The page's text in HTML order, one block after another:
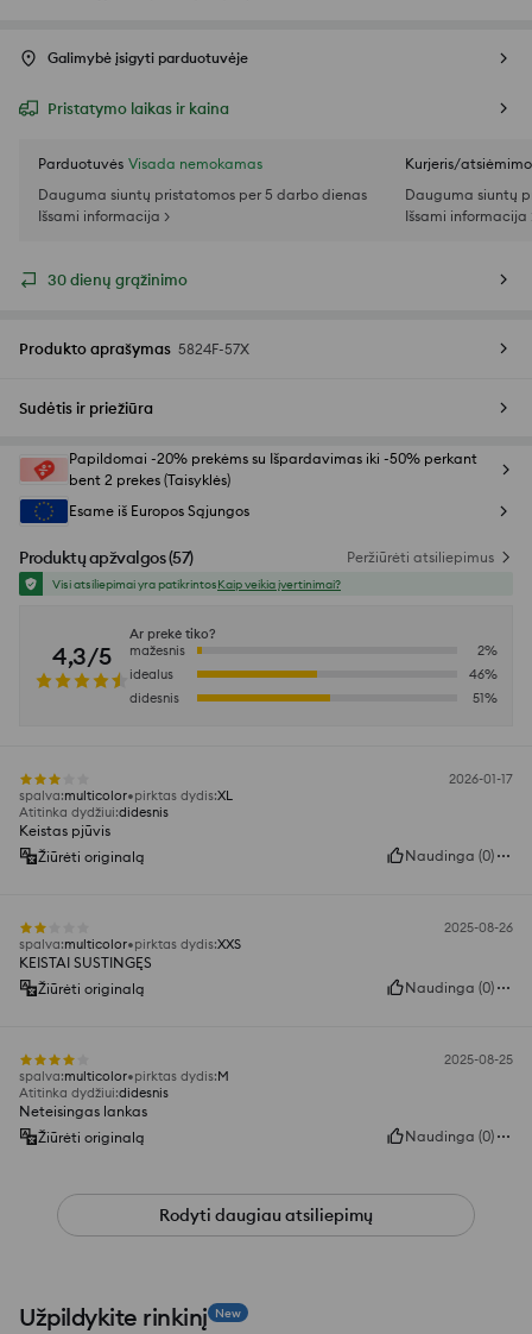
Galimybė įsigyti parduotuvėje
Pristatymo laikas ir kaina
Parduotuvės Visada nemokamas
Dauguma siuntų pristatomos per 5 darbo dienas
Išsami informacija >
Kurjeris/
Dauguma siuntų
Išsami informacija
30 dienų grąžinimo
Produkto aprašymas 5824F-57X
Sudėtis ir priežiūra
Papildomai -20% prekėms su Išpardavimas iki -50% perkant
bent 2 prekes (Taisyklės)
Esame iš Europos Sąjungos
Produktų apžvalgos(57) Peržiūrėti atsiliepimus
Visi atsiliepimai yra patikrintosKaip veikia įvertinimai?
4,3/5
Ar prekė tiko?
mažesnis
2%
idealus
46%
didesnis
51%
2026-01-17
spalva:multicolor pirktas dydis:XL
Atitinka dydžiui:didesnis
Keistas pjūvis
Žiūrėti originalą
Naudinga (0)
2025-08-26
spalva:multicolor pirktas dydis:XXS
KEISTAI SUSTINGĘS
Žiūrėti originalą
Naudinga (0)
2025-08-25
spalva:multicolor pirktas dydis:M
Atitinka dydžiui:didesnis
Neteisingas lankas
Žiūrėti originalą
Naudinga (0)
Rodyti daugiau atsiliepimų
Užpildykite rinkinį New